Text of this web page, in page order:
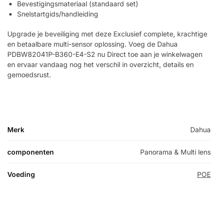
Bevestigingsmateriaal (standaard set)
Snelstartgids/handleiding
Upgrade je beveiliging met deze Exclusief complete, krachtige
en betaalbare multi-sensor oplossing. Voeg de Dahua
PDBW82041P-B360-E4-S2 nu Direct toe aan je winkelwagen
en ervaar vandaag nog het verschil in overzicht, details en
gemoedsrust.
Merk Dahua
componenten Panorama & Multi lens
Voeding POE